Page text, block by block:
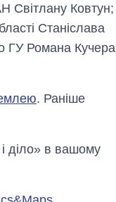
Світлану Ковтун;
Станіслава
ГУ Романа Кучера
. Раніше
діло» в вашому